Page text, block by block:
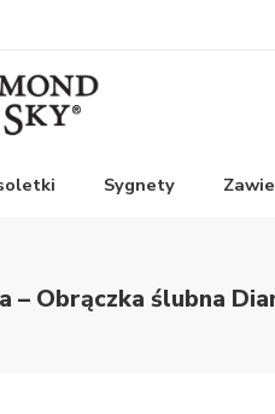
Sygnety
– Obrączka ślubna